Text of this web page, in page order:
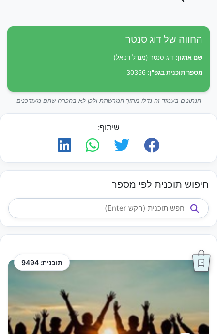
החווה של דוג סנטר
שם ארגון: דוג סנטר (מנדל דניאל)
מספר תוכנית בגפ"ן:
הנתונים בעמוד זה נדלו מתוך המרשתת ולכן לא בהכרח שהם מעודכנים
שיתוף:
חיפוש תוכנית לפי מספר
תוכנית: 9494